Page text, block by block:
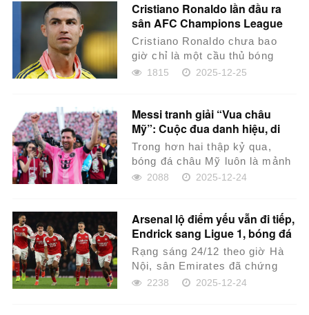
Cristiano Ronaldo lần đầu ra
sân AFC Champions League
Two
Cristiano Ronaldo chưa bao
giờ chỉ là một cầu thủ bóng
đá....1815 2025-12-25
​Messi tranh giải “Vua châu
Mỹ”: Cuộc đua danh hiệu, di
sản và vị thế tối thượng của
một huyền thoại
Trong hơn hai thập kỷ qua,
bóng đá châu Mỹ luôn là mảnh
đất sản sinh ra những thiên tài
2088 2025-12-24
Arsenal lộ điểm yếu vẫn đi tiếp,
Endrick sang Ligue 1, bóng đá
châu Âu dậy sóng
Rạng sáng 24/12 theo giờ Hà
Nội, sân Emirates đã chứng
kiến một trong những trận đấu
2238 2025-12-24